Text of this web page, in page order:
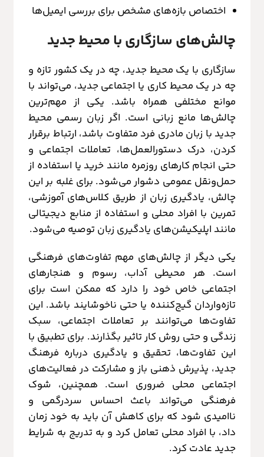
اختصاص بازه‌های مشخص برای بررسی ایمیل‌ها
چالش‌های سازگاری با محیط جدید
سازگاری با یک محیط جدید، چه در یک کشور تازه و
چه در یک محیط کاری یا اجتماعی جدید، می‌تواند با
موانع مختلفی همراه باشد. یکی از مهم‌ترین
چالش‌ها مانع زبانی است. اگر زبان رسمی محیط
جدید با زبان مادری فرد متفاوت باشد، ارتباط برقرار
کردن، درک دستورالعمل‌ها، تعاملات اجتماعی و
حتی انجام کارهای روزمره مانند خرید یا استفاده از
حمل‌ونقل عمومی دشوار می‌شود. برای غلبه بر این
چالش، یادگیری زبان از طریق کلاس‌های آموزشی،
تمرین با افراد محلی و استفاده از منابع دیجیتالی
مانند اپلیکیشن‌های یادگیری زبان توصیه می‌شود.
یکی دیگر از چالش‌های مهم تفاوت‌های فرهنگی
است. هر محیطی آداب، رسوم و هنجارهای
اجتماعی خاص خود را دارد که ممکن است برای
تازه‌واردان گیج‌کننده یا حتی ناخوشایند باشد. این
تفاوت‌ها می‌توانند بر تعاملات اجتماعی، سبک
زندگی و حتی روش کار تاثیر بگذارند. برای تطبیق با
این تفاوت‌ها، تحقیق و یادگیری درباره فرهنگ
جدید، پذیرش ذهنی باز و مشارکت در فعالیت‌های
اجتماعی محلی ضروری است. همچنین، شوک
فرهنگی می‌تواند باعث احساس سردرگمی و
ناامیدی شود که برای کاهش آن باید به خود زمان
داد، با افراد محلی تعامل کرد و به تدریج به شرایط
جدید عادت کرد.